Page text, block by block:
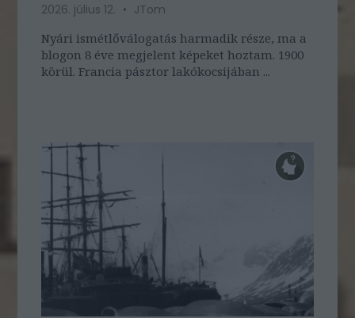
2026. július 12.
JTom
Nyári ismétlőválogatás harmadik része, ma a
blogon 8 éve megjelent képeket hoztam. 1900
körül. Francia pásztor lakókocsijában ...